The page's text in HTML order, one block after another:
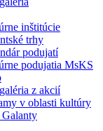
inštitúcie
trhy
podujatí
podujatia MsKS
z akcií
v oblasti kultúry